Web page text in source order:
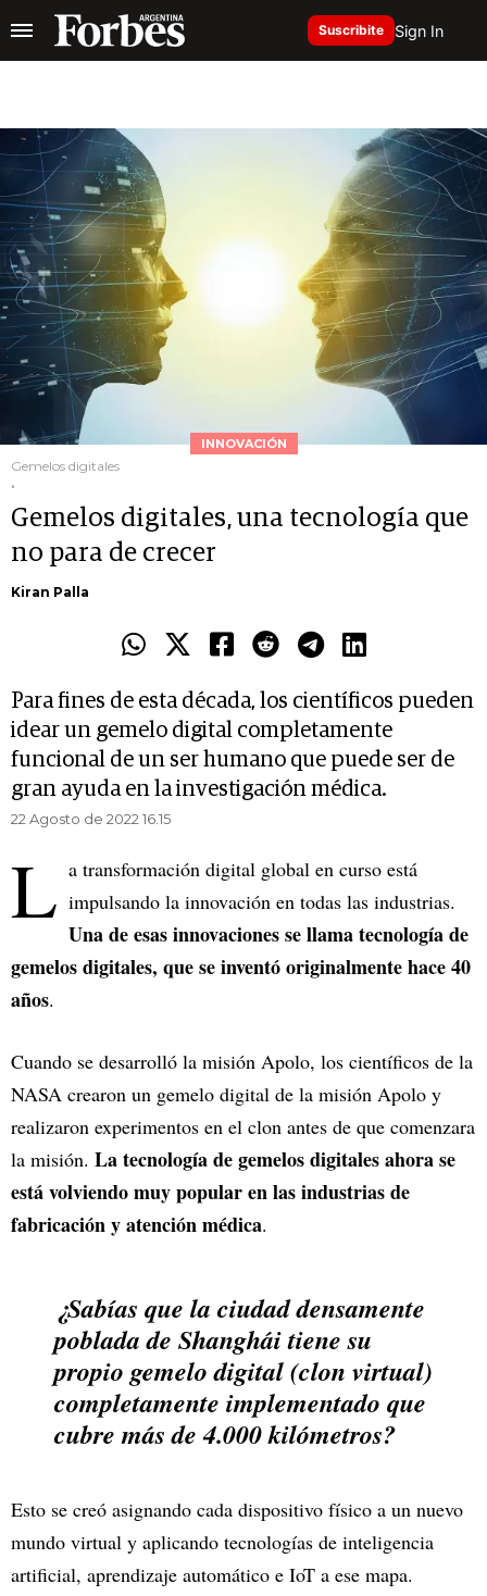
Suscribite Sign In
INNOVACIÓN
Gemelos digitales
.
Gemelos digitales, una tecnología que
no para de crecer
Kiran Palla
Para fines de esta década, los científicos pueden
idear un gemelo digital completamente
funcional de un ser humano que puede ser de
gran ayuda en la investigación médica.
22 Agosto de 2022 16.15
L a transformación digital global en curso está
impulsando la innovación en todas las industrias.
Una de esas innovaciones se llama tecnología de
gemelos digitales, que se inventó originalmente hace 40
años.
Cuando se desarrolló la misión Apolo, los científicos de la
NASA crearon un gemelo digital de la misión Apolo y
realizaron experimentos en el clon antes de que comenzara
la misión. La tecnología de gemelos digitales ahora se
está volviendo muy popular en las industrias de
fabricación y atención médica.
¿Sabías que la ciudad densamente
poblada de Shanghái tiene su
propio gemelo digital (clon virtual)
completamente implementado que
cubre más de 4.000 kilómetros?
Esto se creó asignando cada dispositivo físico a un nuevo
mundo virtual y aplicando tecnologías de inteligencia
artificial, aprendizaje automático e IoT a ese mapa.